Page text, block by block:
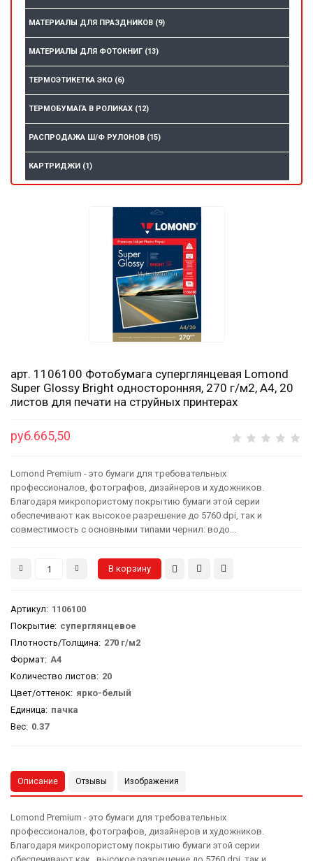
МАТЕРИАЛЫ ДЛЯ ПРАЗДНИКОВ (9)
МАТЕРИАЛЫ ДЛЯ ФОТОКНИГ (13)
ТЕРМОЭТИКЕТКА ЭКО (6)
ТЕРМОБУМАГА В РОЛИКАХ (12)
РАСПРОДАЖА Ш/Ф РУЛОНОВ (15)
КАРТРИДЖИ (1)
арт. 1106100 Фотобумага суперглянцевая Lomond
Super Glossy Bright односторонняя, 270 г/м2, А4, 20
листов для печати на струйных принтерах
руб.665,50
Lomond Premium - это бумаги для требовательных
профессионалов, фотографов, дизайнеров и художников.
Благодаря микропористому покрытию бумаги этой серии
обеспечивают как высокое разрешение до 5760 dpi, так и
совместимость с основными типами чернил: водо...
Артикул: 1106100
Покрытие: суперглянцевое
Плотность/Толщина: 270 г/м2
Формат: А4
Количество листов: 20
Цвет/оттенок: ярко-белый
Единица: пачка
Вес: 0.37
Описание Отзывы Изображения
Lomond Premium - это бумаги для требовательных
профессионалов, фотографов, дизайнеров и художников.
Благодаря микропористому покрытию бумаги этой серии